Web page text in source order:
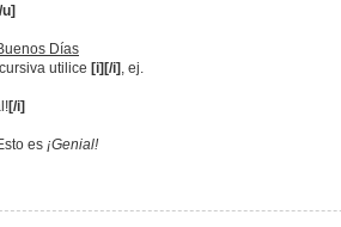
u]
Días
utilice [i][/i] , ej.
[/i]
es ¡Genial!